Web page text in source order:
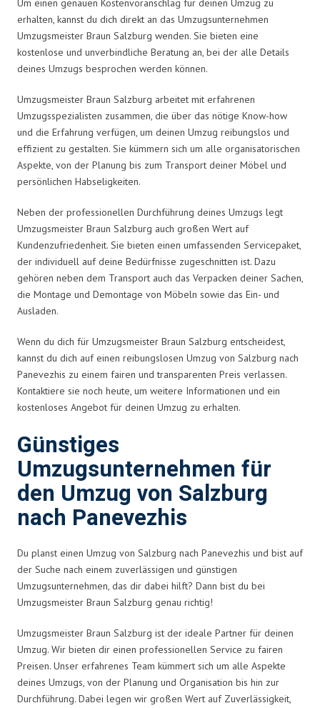
Um einen genauen Kostenvoranschlag für deinen Umzug zu
erhalten, kannst du dich direkt an das Umzugsunternehmen
Umzugsmeister Braun Salzburg wenden. Sie bieten eine
kostenlose und unverbindliche Beratung an, bei der alle Details
deines Umzugs besprochen werden können.
Umzugsmeister Braun Salzburg arbeitet mit erfahrenen
Umzugsspezialisten zusammen, die über das nötige Know-how
und die Erfahrung verfügen, um deinen Umzug reibungslos und
effizient zu gestalten. Sie kümmern sich um alle organisatorischen
Aspekte, von der Planung bis zum Transport deiner Möbel und
persönlichen Habseligkeiten.
Neben der professionellen Durchführung deines Umzugs legt
Umzugsmeister Braun Salzburg auch großen Wert auf
Kundenzufriedenheit. Sie bieten einen umfassenden Servicepaket,
der individuell auf deine Bedürfnisse zugeschnitten ist. Dazu
gehören neben dem Transport auch das Verpacken deiner Sachen,
die Montage und Demontage von Möbeln sowie das Ein- und
Ausladen.
Wenn du dich für Umzugsmeister Braun Salzburg entscheidest,
kannst du dich auf einen reibungslosen Umzug von Salzburg nach
Panevezhis zu einem fairen und transparenten Preis verlassen.
Kontaktiere sie noch heute, um weitere Informationen und ein
kostenloses Angebot für deinen Umzug zu erhalten.
Günstiges
Umzugsunternehmen für
den Umzug von Salzburg
nach Panevezhis
Du planst einen Umzug von Salzburg nach Panevezhis und bist auf
der Suche nach einem zuverlässigen und günstigen
Umzugsunternehmen, das dir dabei hilft? Dann bist du bei
Umzugsmeister Braun Salzburg genau richtig!
Umzugsmeister Braun Salzburg ist der ideale Partner für deinen
Umzug. Wir bieten dir einen professionellen Service zu fairen
Preisen. Unser erfahrenes Team kümmert sich um alle Aspekte
deines Umzugs, von der Planung und Organisation bis hin zur
Durchführung. Dabei legen wir großen Wert auf Zuverlässigkeit,